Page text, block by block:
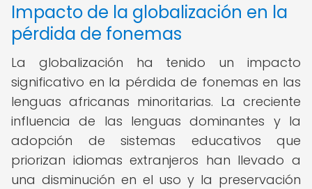
Impacto de la globalización en la
pérdida de fonemas
La globalización ha tenido un impacto
significativo en la pérdida de fonemas en las
lenguas africanas minoritarias. La creciente
influencia de las lenguas dominantes y la
adopción de sistemas educativos que
priorizan idiomas extranjeros han llevado a
una disminución en el uso y la preservación